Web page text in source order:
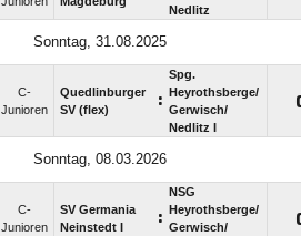
Nedlitz
Sonntag, 31.08.2025
C-
Junioren
Quedlinburger
SV (flex)
:
Spg.
Heyrothsberge/​
Gerwisch/​
Nedlitz I
Sonntag, 08.03.2026
C-
Junioren
SV Germania
Neinstedt I
:
NSG
Heyrothsberge/​
Gerwisch/​